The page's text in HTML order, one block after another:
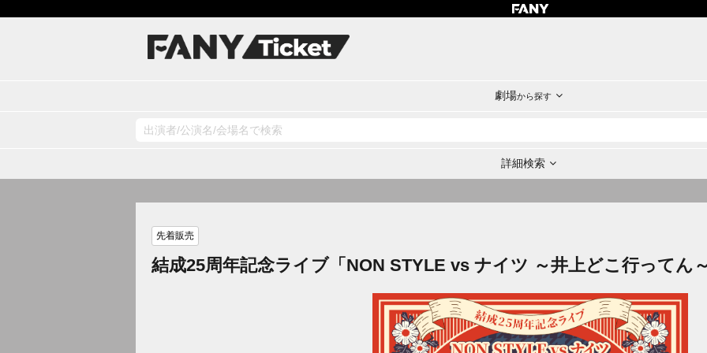
劇場から探す
詳細検索
先着販売
結成25周年記念ライブ「NON STYLE vs ナイツ ～井上どこ行ってん～